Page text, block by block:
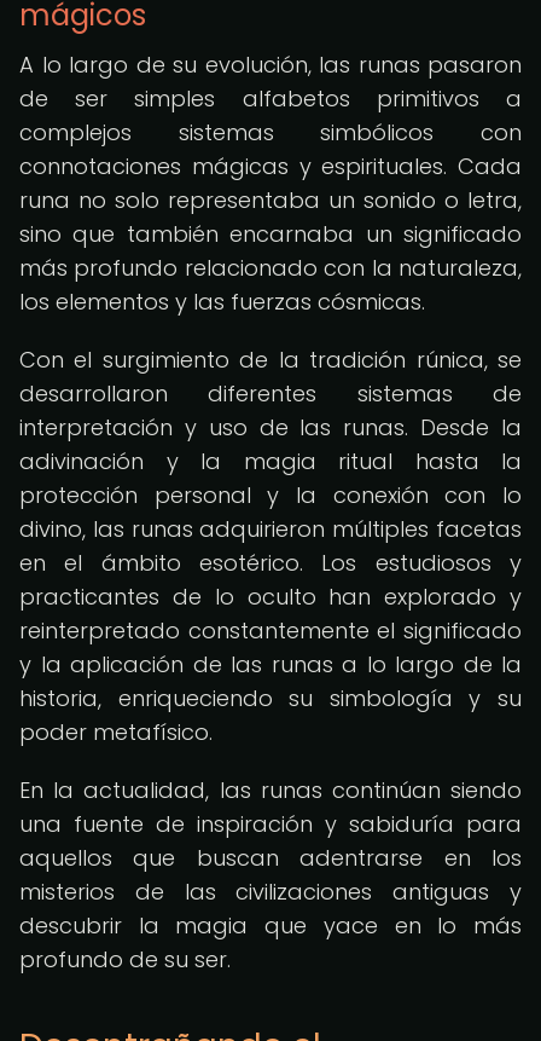
mágicos
A lo largo de su evolución, las runas pasaron
de ser simples alfabetos primitivos a
complejos sistemas simbólicos con
connotaciones mágicas y espirituales. Cada
runa no solo representaba un sonido o letra,
sino que también encarnaba un significado
más profundo relacionado con la naturaleza,
los elementos y las fuerzas cósmicas.
Con el surgimiento de la tradición rúnica, se
desarrollaron diferentes sistemas de
interpretación y uso de las runas. Desde la
adivinación y la magia ritual hasta la
protección personal y la conexión con lo
divino, las runas adquirieron múltiples facetas
en el ámbito esotérico. Los estudiosos y
practicantes de lo oculto han explorado y
reinterpretado constantemente el significado
y la aplicación de las runas a lo largo de la
historia, enriqueciendo su simbología y su
poder metafísico.
En la actualidad, las runas continúan siendo
una fuente de inspiración y sabiduría para
aquellos que buscan adentrarse en los
misterios de las civilizaciones antiguas y
descubrir la magia que yace en lo más
profundo de su ser.